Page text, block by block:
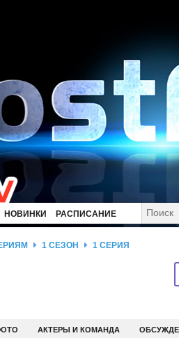
НОВИНКИ РАСПИСАНИЕ
1 СЕЗОН 1 СЕРИЯ
АКТЕРЫ И КОМАНДА